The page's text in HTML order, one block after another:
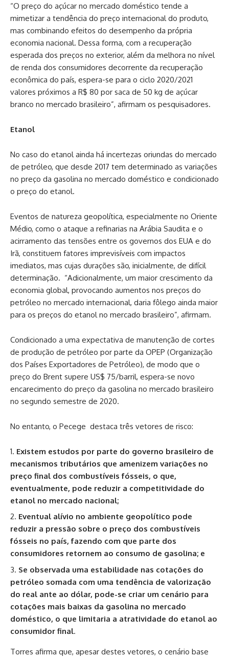
“O preço do açúcar no mercado doméstico tende a
mimetizar a tendência do preço internacional do produto,
mas combinando efeitos do desempenho da própria
economia nacional. Dessa forma, com a recuperação
esperada dos preços no exterior, além da melhora no nível
de renda dos consumidores decorrente da recuperação
econômica do país, espera-se para o ciclo 2020/2021
valores próximos a R$ 80 por saca de 50 kg de açúcar
branco no mercado brasileiro”, afirmam os pesquisadores.
Etanol
No caso do etanol ainda há incertezas oriundas do mercado
de petróleo, que desde 2017 tem determinado as variações
no preço da gasolina no mercado doméstico e condicionado
o preço do etanol.
Eventos de natureza geopolítica, especialmente no Oriente
Médio, como o ataque a refinarias na Arábia Saudita e o
acirramento das tensões entre os governos dos EUA e do
Irã, constituem fatores imprevisíveis com impactos
imediatos, mas cujas durações são, inicialmente, de difícil
determinação. “Adicionalmente, um maior crescimento da
economia global, provocando aumentos nos preços do
petróleo no mercado internacional, daria fôlego ainda maior
para os preços do etanol no mercado brasileiro”, afirmam.
Condicionado a uma expectativa de manutenção de cortes
de produção de petróleo por parte da OPEP (Organização
dos Países Exportadores de Petróleo), de modo que o
preço do Brent supere US$ 75/barril, espera-se novo
encarecimento do preço da gasolina no mercado brasileiro
no segundo semestre de 2020.
No entanto, o Pecege destaca três vetores de risco:
Existem estudos por parte do governo brasileiro de
mecanismos tributários que amenizem variações no
preço final dos combustíveis fósseis, o que,
eventualmente, pode reduzir a competitividade do
etanol no mercado nacional;
Eventual alívio no ambiente geopolítico pode
reduzir a pressão sobre o preço dos combustíveis
fósseis no país, fazendo com que parte dos
consumidores retornem ao consumo de gasolina; e
Se observada uma estabilidade nas cotações do
petróleo somada com uma tendência de valorização
do real ante ao dólar, pode-se criar um cenário para
cotações mais baixas da gasolina no mercado
doméstico, o que limitaria a atratividade do etanol ao
consumidor final.
Torres afirma que, apesar destes vetores, o cenário base